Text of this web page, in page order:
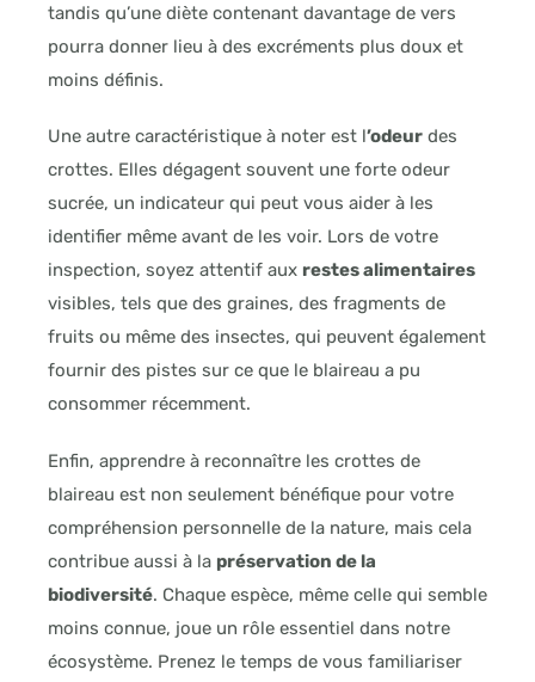
tandis qu’une diète contenant davantage de vers
pourra donner lieu à des excréments plus doux et
moins définis.
Une autre caractéristique à noter est l’odeur des
crottes. Elles dégagent souvent une forte odeur
sucrée, un indicateur qui peut vous aider à les
identifier même avant de les voir. Lors de votre
inspection, soyez attentif aux restes alimentaires
visibles, tels que des graines, des fragments de
fruits ou même des insectes, qui peuvent également
fournir des pistes sur ce que le blaireau a pu
consommer récemment.
Enfin, apprendre à reconnaître les crottes de
blaireau est non seulement bénéfique pour votre
compréhension personnelle de la nature, mais cela
contribue aussi à la préservation de la
biodiversité. Chaque espèce, même celle qui semble
moins connue, joue un rôle essentiel dans notre
écosystème. Prenez le temps de vous familiariser